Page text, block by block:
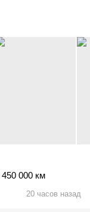
450 000 км
20 часов назад